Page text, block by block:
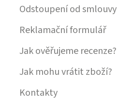
Odstoupení od smlouvy
Reklamační formulář
Jak ověřujeme recenze?
Jak mohu vrátit zboží?
Kontakty